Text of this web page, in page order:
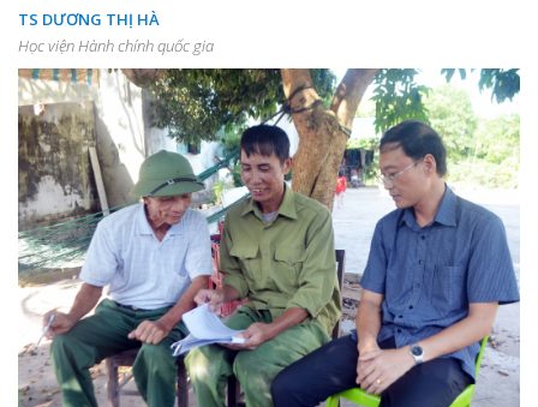
TS DƯƠNG THỊ HÀ
Học viện Hành chính quốc gia